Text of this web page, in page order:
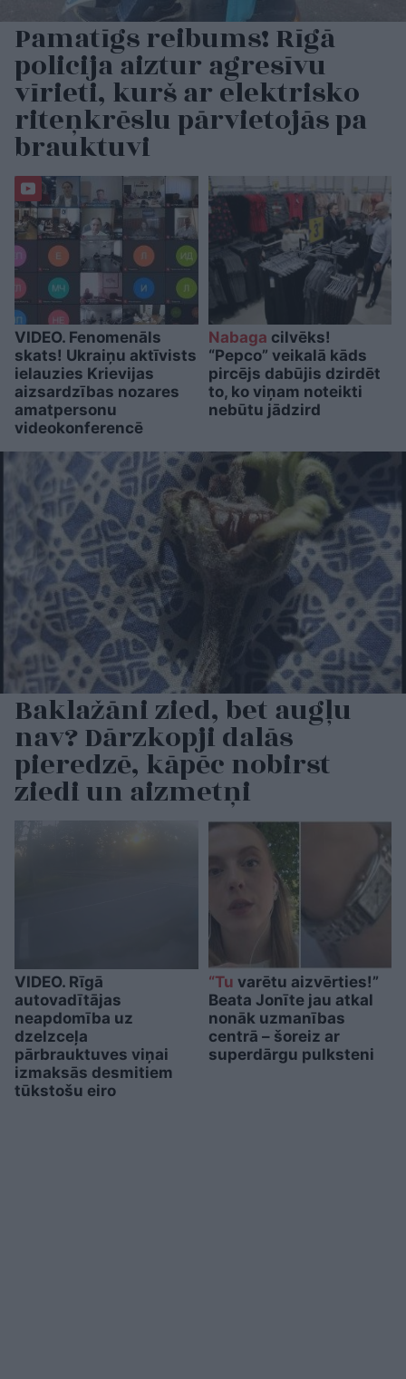
Pamatīgs reibums! Rīgā
policija aiztur agresīvu
vīrieti, kurš ar elektrisko
riteņkrēslu pārvietojās pa
brauktuvi
VIDEO. Fenomenāls
skats! Ukraiņu aktīvists
ielauzies Krievijas
aizsardzības nozares
amatpersonu
videokonferencē
Nabaga cilvēks!
“Pepco” veikalā kāds
pircējs dabūjis dzirdēt
to, ko viņam noteikti
nebūtu jādzird
Baklažāni zied, bet augļu
nav? Dārzkopji dalās
pieredzē, kāpēc nobirst
ziedi un aizmetņi
VIDEO. Rīgā
autovadītājas
neapdomība uz
dzelzceļa
pārbrauktuves viņai
izmaksās desmitiem
tūkstošu eiro
“Tu varētu aizvērties!”
Beata Jonīte jau atkal
nonāk uzmanības
centrā – šoreiz ar
superdārgu pulksteni